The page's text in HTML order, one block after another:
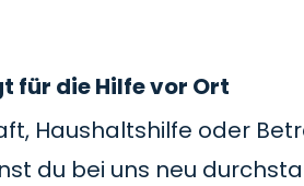
für die Hilfe vor Ort
Haushaltshilfe oder
du bei uns neu